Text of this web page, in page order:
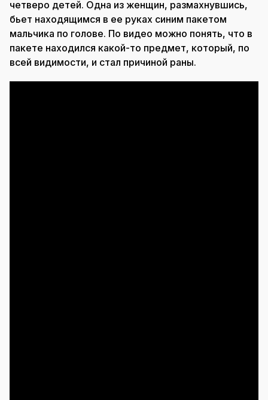
четверо детей. Одна из женщин, размахнувшись,
бьет находящимся в ее руках синим пакетом
мальчика по голове. По видео можно понять, что в
пакете находился какой-то предмет, который, по
всей видимости, и стал причиной раны.